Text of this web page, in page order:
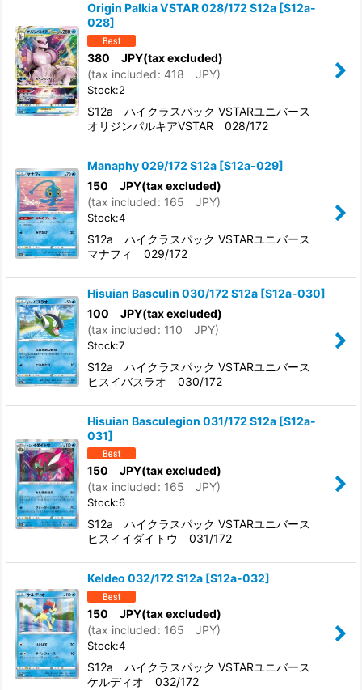
Origin Palkia VSTAR 028/172 S12a [S12a-
028]
380 JPY(tax excluded)
(tax included: 418 JPY)
Stock:2
S12a ハイクラスパック VSTARユニバース
オリジンパルキアVSTAR 028/172
Manaphy 029/172 S12a [S12a-029]
150 JPY(tax excluded)
(tax included: 165 JPY)
Stock:4
S12a ハイクラスパック VSTARユニバース
マナフィ 029/172
Hisuian Basculin 030/172 S12a [S12a-030]
100 JPY(tax excluded)
(tax included: 110 JPY)
Stock:7
S12a ハイクラスパック VSTARユニバース
ヒスイバスラオ 030/172
Hisuian Basculegion 031/172 S12a [S12a-
031]
150 JPY(tax excluded)
(tax included: 165 JPY)
Stock:6
S12a ハイクラスパック VSTARユニバース
ヒスイイダイトウ 031/172
Keldeo 032/172 S12a [S12a-032]
150 JPY(tax excluded)
(tax included: 165 JPY)
Stock:4
S12a ハイクラスパック VSTARユニバース
ケルディオ 032/172